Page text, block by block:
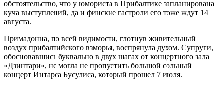
обстоятельство, что у юмориста в Прибалтике запланирована
куча выступлений, да и финские гастроли его тоже ждут 14
августа.
Примадонна, по всей видимости, глотнув живительный
воздух прибалтийского взморья, воспрянула духом. Супруги,
обосновавшись буквально в двух шагах от концертного зала
«Дзинтари», не могла не пропустить большой сольный
концерт Интарса Бусулиса, который прошел 7 июля.